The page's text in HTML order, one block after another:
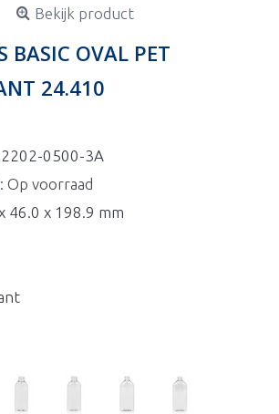
Bekijk product
BASIC OVAL PET
24.410
2202-0500-3A
Op voorraad
46.0 x 198.9 mm